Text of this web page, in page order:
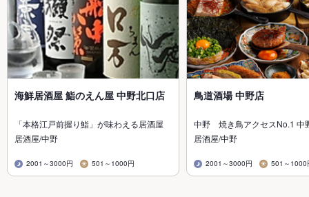
海鮮居酒屋 鮨のえん屋 中野北口店
「本格江戸前握り鮨」が味わえる居酒屋
居酒屋/中野
2001～3000円 501～1000円
鳥道酒場 中野店
中野 焼き鳥アクセスNo.1
居酒屋/中野
2001～3000円 501～1000